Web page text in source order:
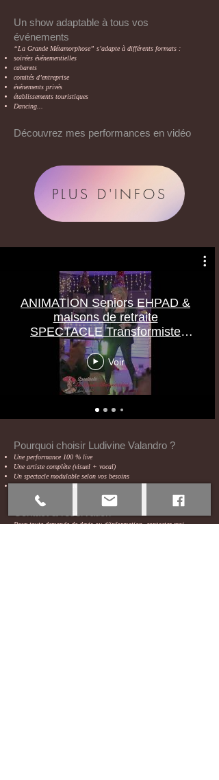
Un show adaptable à tous vos
événements
“La Grande Métamorphose” s’adapte à différents formats :
soirées événementielles
cabarets
comités d’entreprise
événements privés
établissements touristiques
Dancing...
Découvrez mes performances en vidéo
Pourquoi choisir Ludivine Valandro ?
Une performance 100 % live
Une artiste complète (visuel + vocal)
Un spectacle modulable selon vos besoins
Une forte connexion avec le public
Pour toute demande de devis ou d’information, contactez-moi
ANIMATION Seniors EHPAD &
maisons de retraite
SPECTACLE Transformiste
CABARET
Voir
PLUS D'INFOS